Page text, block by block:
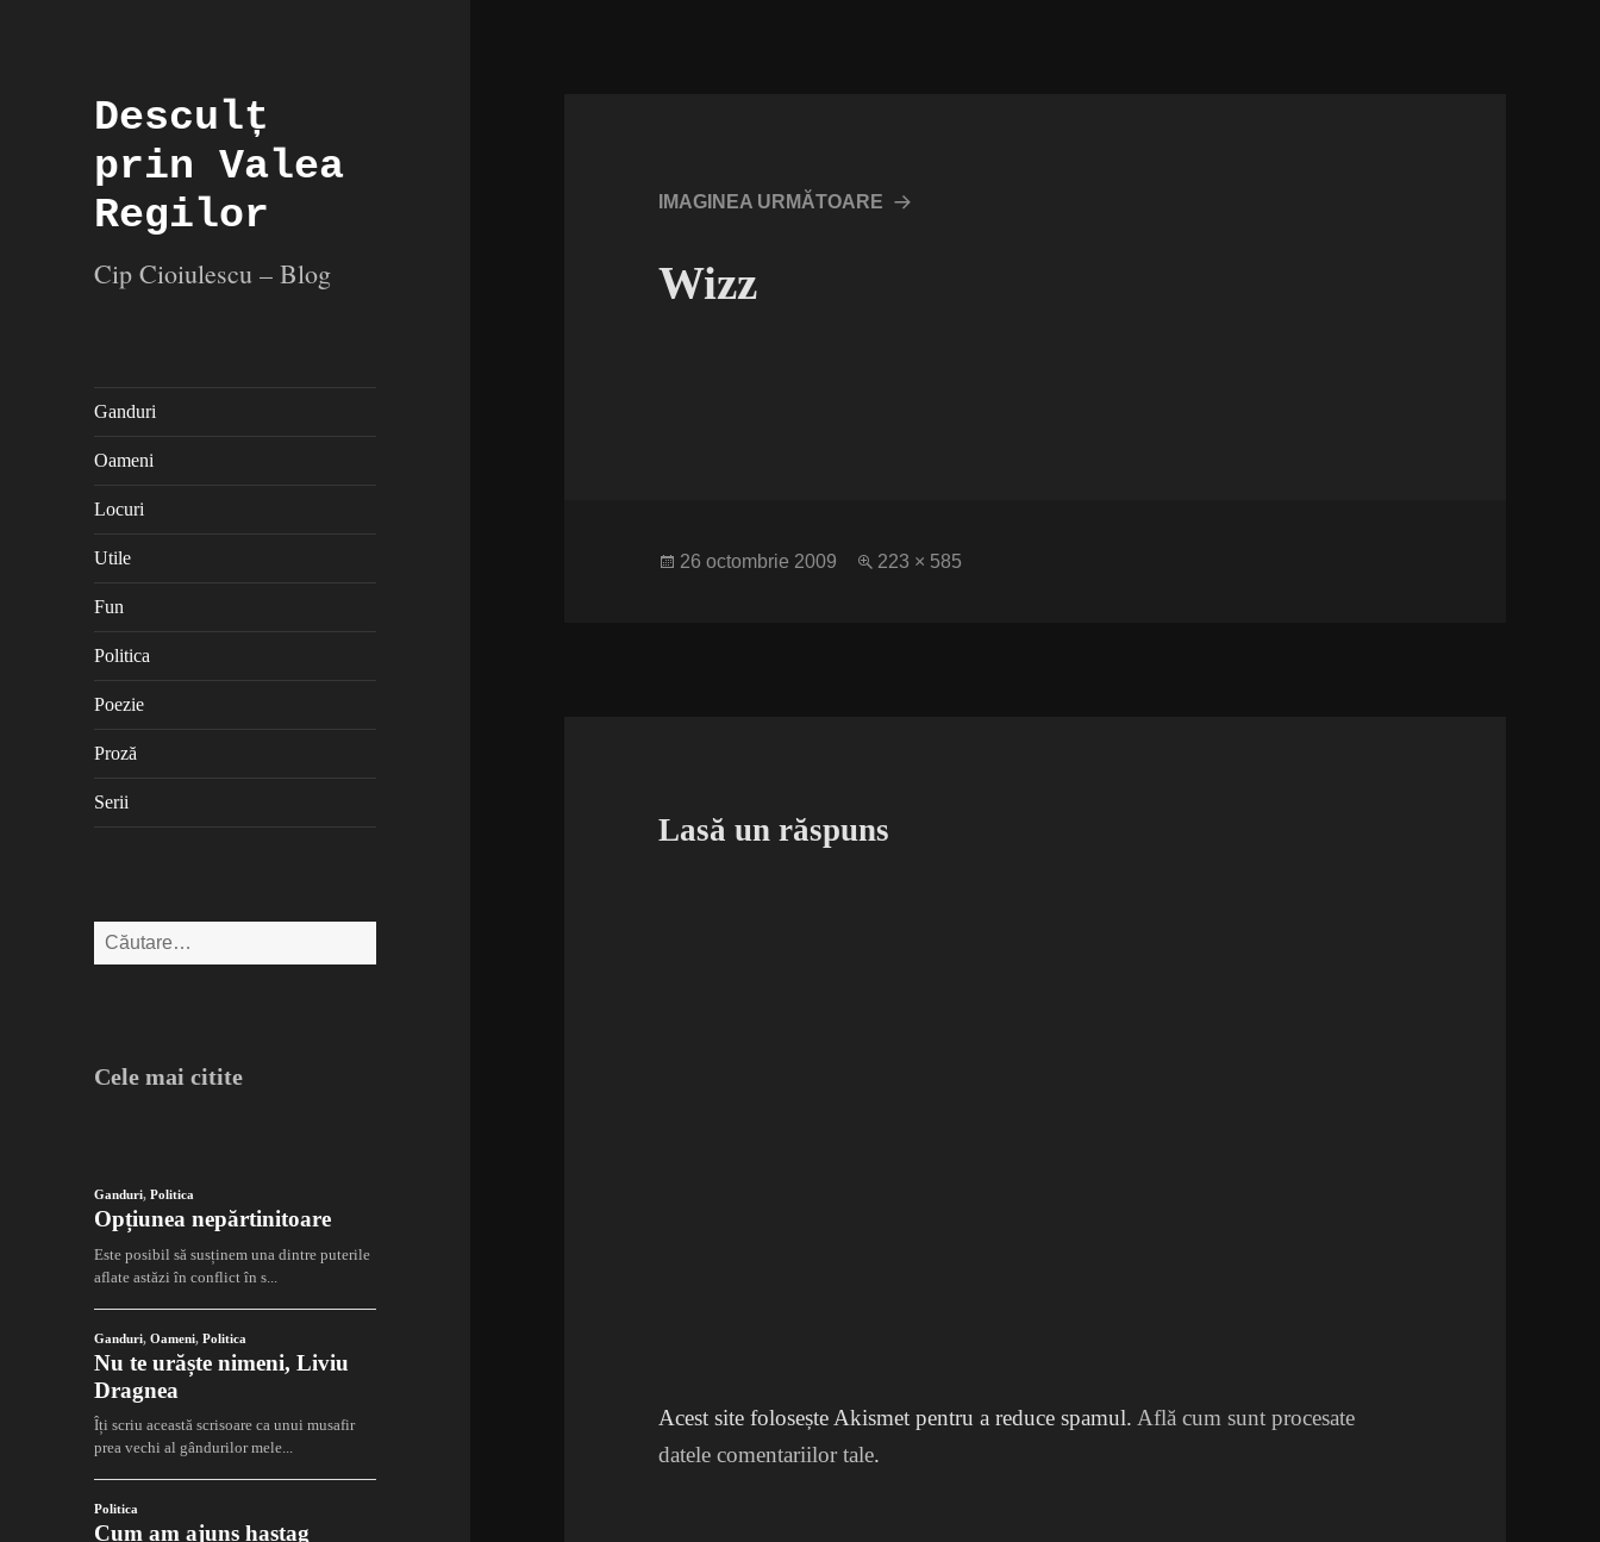
Desculț
prin Valea
Regilor
Cip Cioiulescu – Blog
Ganduri
Oameni
Locuri
Utile
Fun
Politica
Poezie
Proză
Serii
Caută
după:
Cele mai citite
IMAGINEA URMĂTOARE
Wizz
Publicat
26 octombrie 2009
Dimensiune
223 × 585
Lasă un răspuns
Acest site folosește Akismet pentru a reduce spamul.Află cum sunt procesate
datele comentariilor tale.